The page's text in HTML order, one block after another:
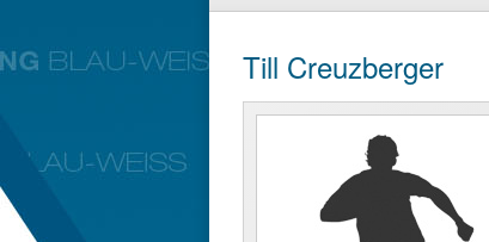
Till Creuzberger